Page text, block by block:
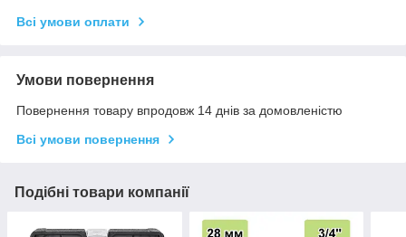
Всі умови оплати
Умови повернення
Повернення товару впродовж 14 днів за домовленістю
Всі умови повернення
Подібні товари компанії